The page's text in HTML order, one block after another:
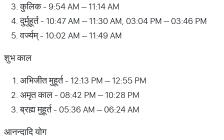
कुलिक - 9:54 AM – 11:14 AM
दुर्मुहूर्त - 10:47 AM – 11:30 AM, 03:04 PM – 03:46 PM
वर्ज्यम् - 10:02 AM – 11:49 AM
शुभ काल
अभिजीत मुहूर्त - 12:13 PM – 12:55 PM
अमृत काल - 08:42 PM – 10:28 PM
ब्रह्म मुहूर्त - 05:36 AM – 06:24 AM
आनन्दादि योग